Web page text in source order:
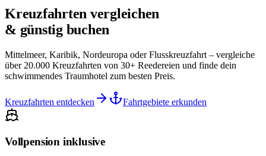
Kreuzfahrten vergleichen
& günstig buchen
Mittelmeer, Karibik, Nordeuropa oder Flusskreuzfahrt – vergleiche
über 20.000 Kreuzfahrten von 30+ Reedereien und finde dein
schwimmendes Traumhotel zum besten Preis.
Kreuzfahrten entdecken Fahrtgebiete erkunden
Vollpension inklusive